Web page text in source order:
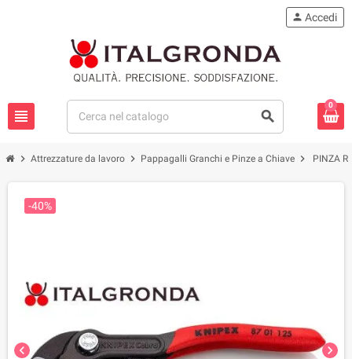
view_headline search
person Accedi
0
chevron_right Attrezzature da lavoro chevron_right Pappagalli Granchi e Pinze a Chiave chevron_right PINZA
chevron_left chevron_right
-40%